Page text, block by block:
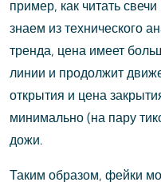
пример, как читать
знаем из технического
тренда, цена имеет
линии и продолжит
открытия и цена
минимально (на пару
дожи.
Таким образом, фейки